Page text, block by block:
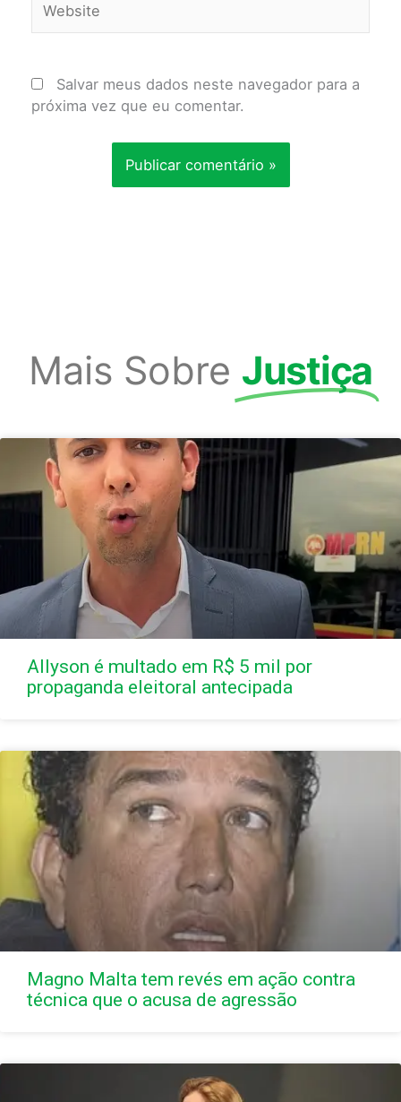
Salvar meus dados neste navegador para a
próxima vez que eu comentar.
Mais Sobre Justiça
Allyson é multado em R$ 5 mil por
propaganda eleitoral antecipada
Magno Malta tem revés em ação contra
técnica que o acusa de agressão